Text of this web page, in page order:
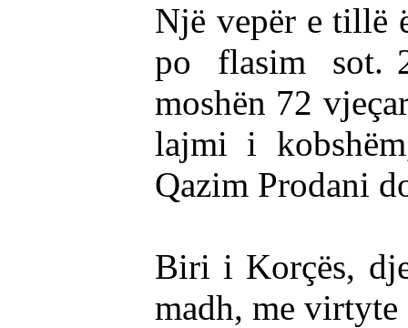
Një vepër e tillë
po flasim sot.
moshën 72
lajmi i
Qazim Prodani
Biri i Korçës,
madh, me